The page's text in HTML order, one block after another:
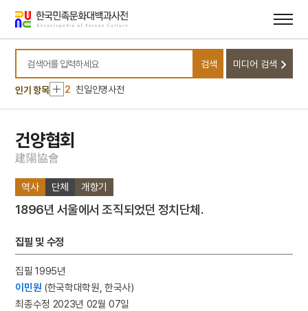
바로가기
바로가기
검색어를 입력하세요
검색 미디어 검색
인기 항목
10 해태
1 대정실업친목회
2 친일인명사전
3 생원진사시
4
7
방한준
8
사우디아라비아 주베일 산업항공사
10 해태
1
친일인명사전
건양협회
建陽協會
역사 단체 개항기
1896년 서울에서 조직되었던 정치단체.
집필 및 수정
집필 1995년
이민원 (한국학대학원, 한국사)
최종수정 2023년 02월 07일